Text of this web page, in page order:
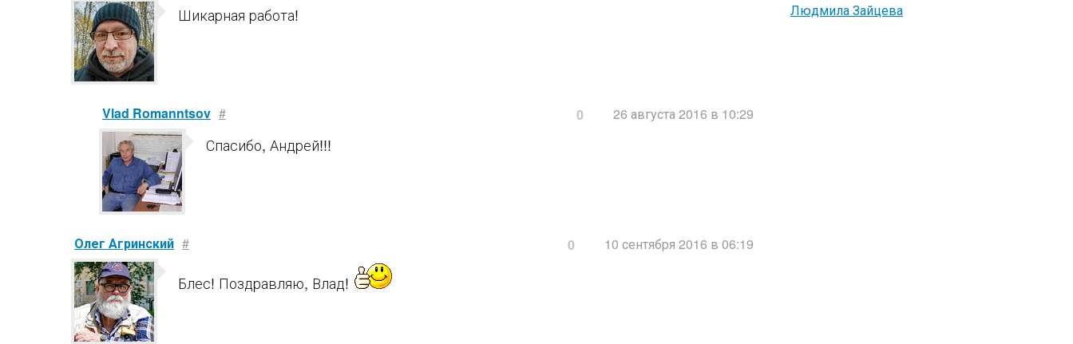
Людмила Зайцева
Шикарная работа!
Vlad Romanntsov # 26 августа 2016 в 10:29
0
Спасибо, Андрей!!!
Олег Агринский # 10 сентября 2016 в 06:19
0
Блес! Поздравляю, Влад!